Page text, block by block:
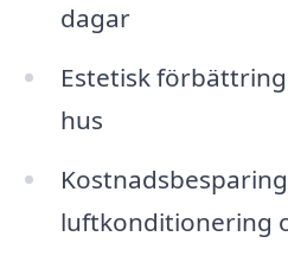
dagar
Estetisk
hus
luftkonditionering